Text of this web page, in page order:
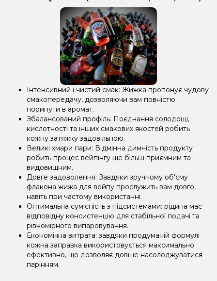
Інтенсивний і чистий смак: Жижка пропонує чудову
смакопередачу, дозволяючи вам повністю
поринути в аромат.
Збалансований профіль: Поєднання солодощі,
кислотності та інших смакових якостей робить
кожну затяжку задовільною.
Великі хмари пари: Відмінна димність продукту
робить процес вейпінгу ще більш приємним та
видовищним.
Довге задоволення: Завдяки зручному об'єму
флакона жижа для вейпу прослужить вам довго,
навіть при частому використанні.
Оптимальна сумісність з підсистемами: рідина має
відповідну консистенцію для стабільної подачі та
рівномірного випаровування.
Економічна витрата: завдяки продуманій формулі
кожна заправка використовується максимально
ефективно, що дозволяє довше насолоджуватися
парінням.